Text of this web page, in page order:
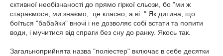
єктивної необізнаності до прямо гіркої сльози, бо "ми ж
стараємося, ми знаємо,. це класно, а ві.." Як дитина, що
боїться "бабайки" вночі і не дозволяє собі встати та попити
води, і мучитися від спраги без сну до ранку. Якось так.
Загальноприйнята назва "поліестер" включає в себе десятки